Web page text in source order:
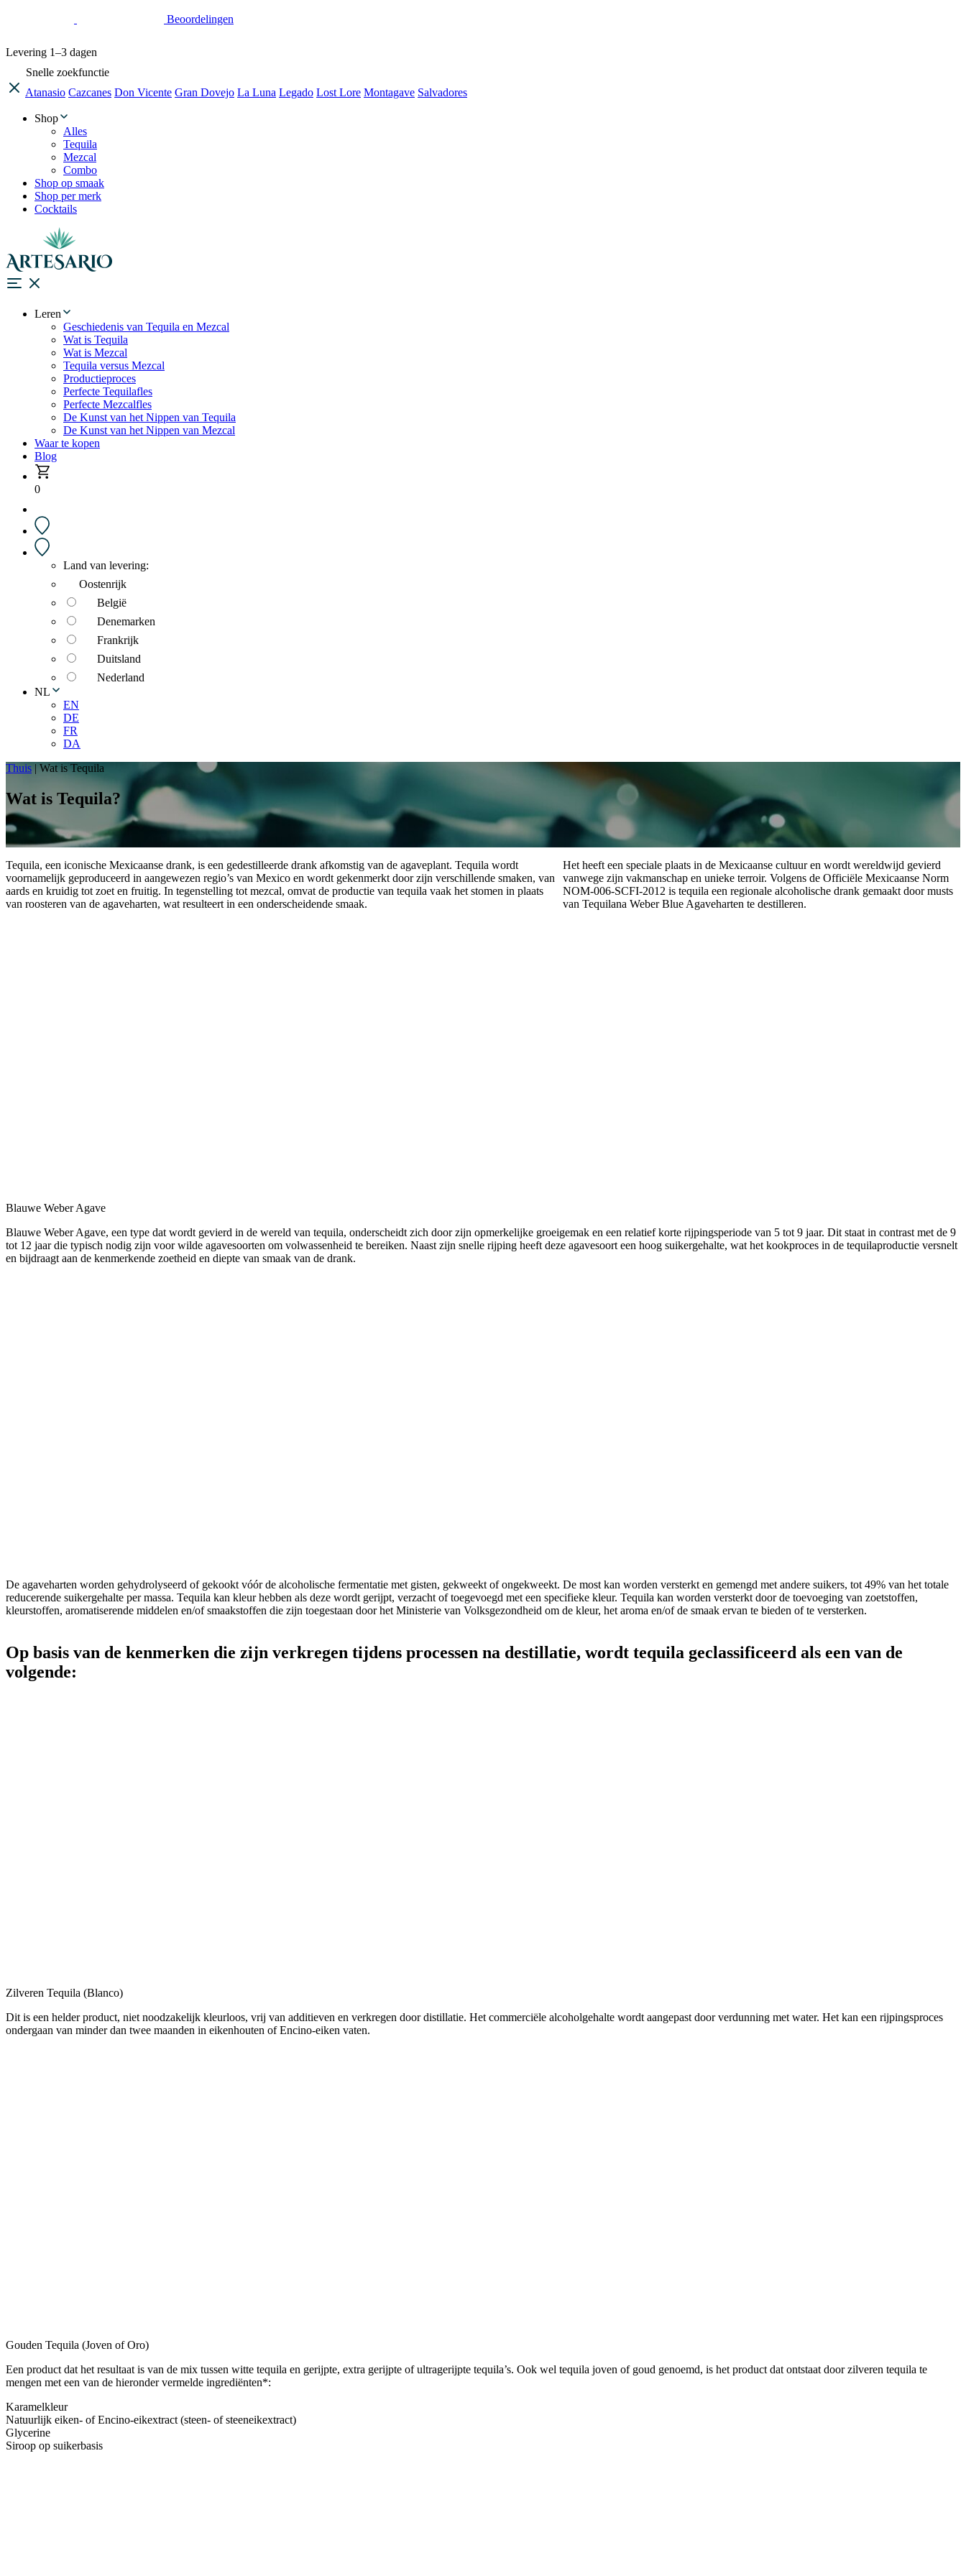
Beoordelingen
Levering 1–3 dagen
Snelle zoekfunctie
Atanasio Cazcanes Don Vicente Gran Dovejo La Luna Legado Lost Lore Montagave Salvadores
Shop
Alles
Tequila
Mezcal
Combo
Shop op smaak
Shop per merk
Cocktails
Leren
Geschiedenis van Tequila en Mezcal
Wat is Tequila
Wat is Mezcal
Tequila versus Mezcal
Productieproces
Perfecte Tequilafles
Perfecte Mezcalfles
De Kunst van het Nippen van Tequila
De Kunst van het Nippen van Mezcal
Waar te kopen
Blog
0
Land van levering:
Oostenrijk
België
Denemarken
Frankrijk
Duitsland
Nederland
NL
EN
DE
FR
DA
Thuis|Wat is Tequila
Wat is Tequila?
Tequila, een iconische Mexicaanse drank, is een gedestilleerde drank afkomstig van de agaveplant. Tequila wordt
voornamelijk geproduceerd in aangewezen regio’s van Mexico en wordt gekenmerkt door zijn verschillende smaken, van
aards en kruidig tot zoet en fruitig. In tegenstelling tot mezcal, omvat de productie van tequila vaak het stomen in plaats
van roosteren van de agaveharten, wat resulteert in een onderscheidende smaak.
Het heeft een speciale plaats in de Mexicaanse cultuur en wordt wereldwijd gevierd
vanwege zijn vakmanschap en unieke terroir. Volgens de Officiële Mexicaanse Norm
NOM-006-SCFI-2012 is tequila een regionale alcoholische drank gemaakt door musts
van Tequilana Weber Blue Agaveharten te destilleren.
Blauwe Weber Agave
Blauwe Weber Agave, een type dat wordt gevierd in de wereld van tequila, onderscheidt zich door zijn opmerkelijke groeigemak en een relatief korte rijpingsperiode van 5 tot 9 jaar. Dit staat in contrast met de 9
tot 12 jaar die typisch nodig zijn voor wilde agavesoorten om volwassenheid te bereiken. Naast zijn snelle rijping heeft deze agavesoort een hoog suikergehalte, wat het kookproces in de tequilaproductie versnelt
en bijdraagt aan de kenmerkende zoetheid en diepte van smaak van de drank.
De agaveharten worden gehydrolyseerd of gekookt vóór de alcoholische fermentatie met gisten, gekweekt of ongekweekt. De most kan worden versterkt en gemengd met andere suikers, tot 49% van het totale
reducerende suikergehalte per massa. Tequila kan kleur hebben als deze wordt gerijpt, verzacht of toegevoegd met een specifieke kleur. Tequila kan worden versterkt door de toevoeging van zoetstoffen,
kleurstoffen, aromatiserende middelen en/of smaakstoffen die zijn toegestaan door het Ministerie van Volksgezondheid om de kleur, het aroma en/of de smaak ervan te bieden of te versterken.
Op basis van de kenmerken die zijn verkregen tijdens processen na destillatie, wordt tequila geclassificeerd als een van de
volgende:
Zilveren Tequila (Blanco)
Dit is een helder product, niet noodzakelijk kleurloos, vrij van additieven en verkregen door distillatie. Het commerciële alcoholgehalte wordt aangepast door verdunning met water. Het kan een rijpingsproces
ondergaan van minder dan twee maanden in eikenhouten of Encino-eiken vaten.
Gouden Tequila (Joven of Oro)
Een product dat het resultaat is van de mix tussen witte tequila en gerijpte, extra gerijpte of ultragerijpte tequila’s. Ook wel tequila joven of goud genoemd, is het product dat ontstaat door zilveren tequila te
mengen met een van de hieronder vermelde ingrediënten*:
Karamelkleur
Natuurlijk eiken- of Encino-eikextract (steen- of steeneikextract)
Glycerine
Siroop op suikerbasis